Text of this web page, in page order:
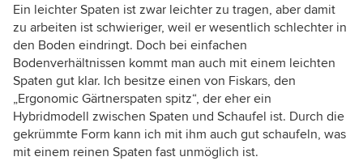
Ein leichter Spaten ist zwar leichter zu tragen, aber damit
zu arbeiten ist schwieriger, weil er wesentlich schlechter in
den Boden eindringt. Doch bei einfachen
Bodenverhältnissen kommt man auch mit einem leichten
Spaten gut klar. Ich besitze einen von Fiskars, den
„Ergonomic Gärtnerspaten spitz“, der eher ein
Hybridmodell zwischen Spaten und Schaufel ist. Durch die
gekrümmte Form kann ich mit ihm auch gut schaufeln, was
mit einem reinen Spaten fast unmöglich ist.